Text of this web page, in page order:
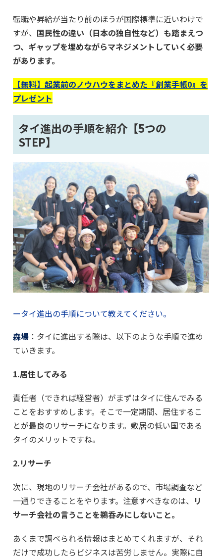
転職や昇給が当たり前のほうが国際標準に近いわけで
すが、 国民性の違い（日本の独自性など）も踏まえつ
つ、ギャップを埋めながらマネジメントしていく必要
があります。
【無料】起業前のノウハウをまとめた『創業手帳0』を
プレゼント
タイ進出の手順を紹介【5つの
STEP】
ータイ進出の手順について教えてください。
森場 ：タイに進出する際は、以下のような手順で進め
ていきます。
1.居住してみる
責任者（できれば経営者）がまずはタイに住んでみる
ことをおすすめします。そこで一定期間、居住するこ
とが最良のリサーチになります。敷居の低い国である
タイのメリットですね。
2.リサーチ
次に、現地のリサーチ会社があるので、市場調査など
一通りできることをやります。注意すべきなのは、 リ
サーチ会社の言うことを鵜呑みにしないこと。
あくまで調べられる情報はまとめてくれますが、それ
だけで成功したらビジネスは苦労しません。実際に自